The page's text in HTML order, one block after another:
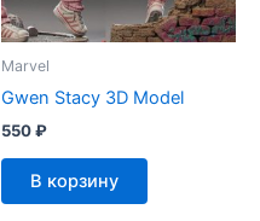
Marvel
Gwen Stacy 3D Model
550₽
В корзину